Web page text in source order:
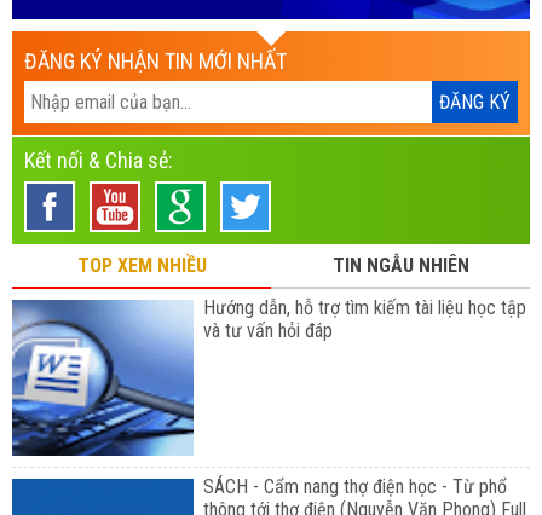
ĐĂNG KÝ NHẬN TIN MỚI NHẤT
Kết nối & Chia sẻ:
TOP XEM NHIỀU
TIN NGẪU NHIÊN
Hướng dẫn, hỗ trợ tìm kiếm tài liệu học tập
và tư vấn hỏi đáp
SÁCH - Cẩm nang thợ điện học - Từ phổ
thông tới thợ điện (Nguyễn Văn Phong) Full